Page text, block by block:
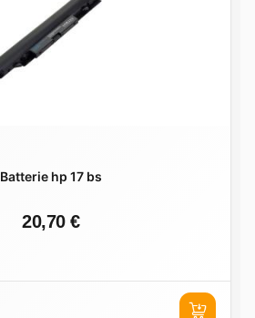
Batterie hp 17 bs
20,70 €